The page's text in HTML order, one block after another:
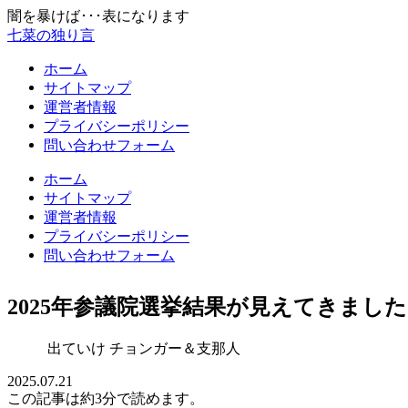
闇を暴けば･･･表になります
七菜の独り言
ホーム
サイトマップ
運営者情報
プライバシーポリシー
問い合わせフォーム
ホーム
サイトマップ
運営者情報
プライバシーポリシー
問い合わせフォーム
2025年参議院選挙結果が見えてきまし
出ていけ チョンガー＆支那人
2025.07.21
この記事は約3分で読めます。